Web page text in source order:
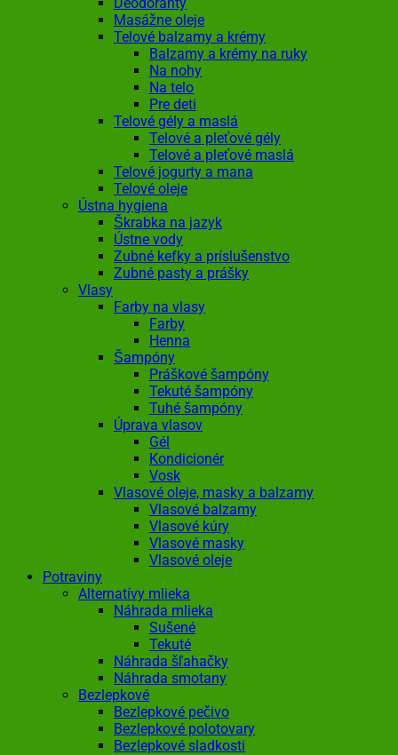
Masážne oleje
Telové balzamy a krémy
Balzamy a krémy na ruky
Na nohy
Na telo
Pre deti
Telové gély a maslá
Telové a pleťové gély
Telové a pleťové maslá
Telové jogurty a mana
Telové oleje
Ústna hygiena
Škrabka na jazyk
Ústne vody
Zubné kefky a príslušenstvo
Zubné pasty a prášky
Vlasy
Farby na vlasy
Farby
Henna
Šampóny
Práškové šampóny
Tekuté šampóny
Tuhé šampóny
Úprava vlasov
Gél
Kondicionér
Vosk
Vlasové oleje, masky a balzamy
Vlasové balzamy
Vlasové kúry
Vlasové masky
Vlasové oleje
Potraviny
Alternatívy mlieka
Náhrada mlieka
Sušené
Tekuté
Náhrada šľahačky
Náhrada smotany
Bezlepkové
Bezlepkové pečivo
Bezlepkové polotovary
Bezlepkové sladkosti